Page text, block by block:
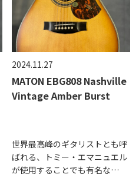
2024.11.27
MATON EBG808 Nashville
Vintage Amber Burst
世界最高峰のギタリストとも呼
ばれる、トミー・エマニュエル
が使用することでも有名な…